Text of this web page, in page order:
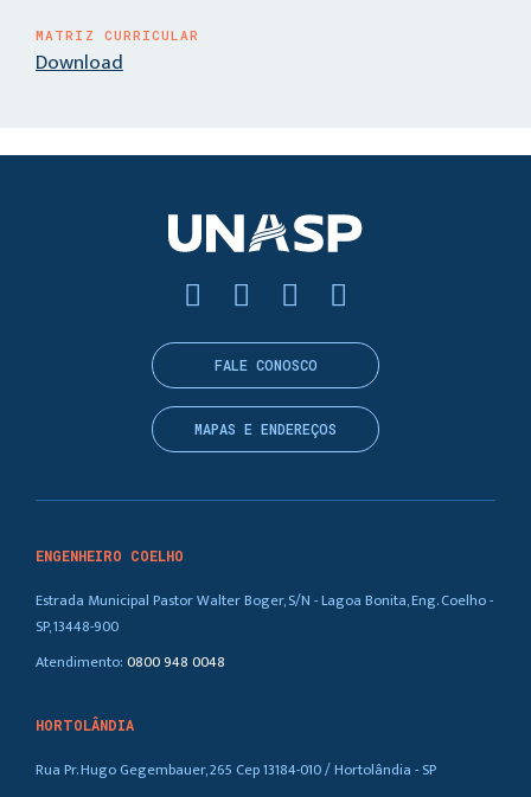
MATRIZ CURRICULAR
Download
ENGENHEIRO COELHO
Estrada Municipal Pastor Walter Boger, S/N - Lagoa Bonita, Eng. Coelho -
SP, 13448-900
Atendimento:0800 948 0048
HORTOLÂNDIA
Rua Pr. Hugo Gegembauer, 265 Cep 13184-010 / Hortolândia - SP
FALE CONOSCO
MAPAS E ENDEREÇOS